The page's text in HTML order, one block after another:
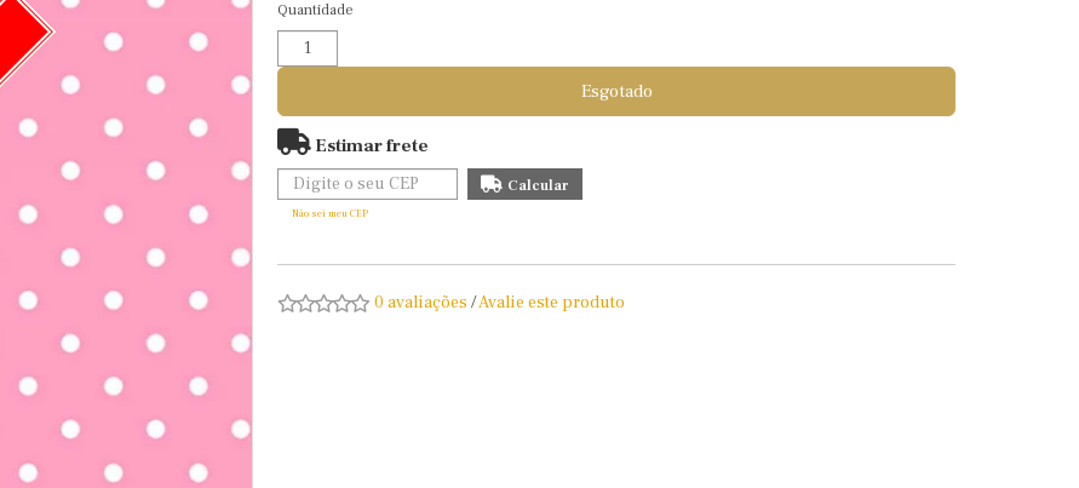
Quantidade
Esgotado
Estimar frete
Não sei meu CEP
0 avaliações /Avalie este produto